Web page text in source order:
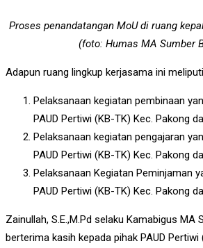
Proses penandatangan MoU di ruang
(foto: Humas MA Sumber
Adapun ruang lingkup kerjasama ini
Pelaksanaan kegiatan pembinaan
PAUD Pertiwi (KB-TK) Kec. Pakong
Pelaksanaan kegiatan pengajaran
PAUD Pertiwi (KB-TK) Kec. Pakong
Pelaksanaan Kegiatan Peminjaman
PAUD Pertiwi (KB-TK) Kec. Pakong
Zainullah, S.E.,M.Pd selaku Kamabigus MA
berterima kasih kepada pihak PAUD Pertiwi